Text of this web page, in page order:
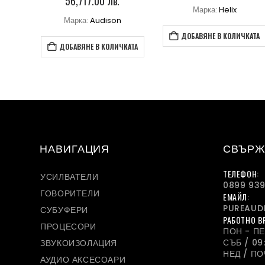
Марка: Audison
ДОБАВЯНЕ В КОЛИЧКАТА
Марка: Helix
ДОБАВЯНЕ В КОЛИЧКАТА
НАВИГАЦИЯ
УСИЛВАТЕЛИ
ГОВОРИТЕЛИ
СУБУФЕРИ
ПРОЦЕСОРИ
ЗВУКОИЗОЛАЦИЯ
АУДИО АКСЕСОАРИ
ТЕЛЕФОН:
0899
ЕМАЙЛ:
РАБОТНО
ПОН -
СЪБ /
НЕД /